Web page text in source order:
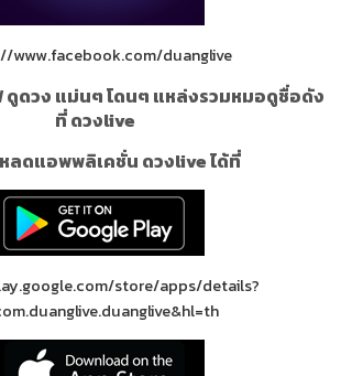
www.facebook.com/duanglive
ดูดวง แม่นๆ โดนๆ แหล่งรวมหมอดูชื่อดัง
ที่ ดวงlive
ลดแอพพลิเคชั่น ดวงlive ได้ที่
store/apps/details?